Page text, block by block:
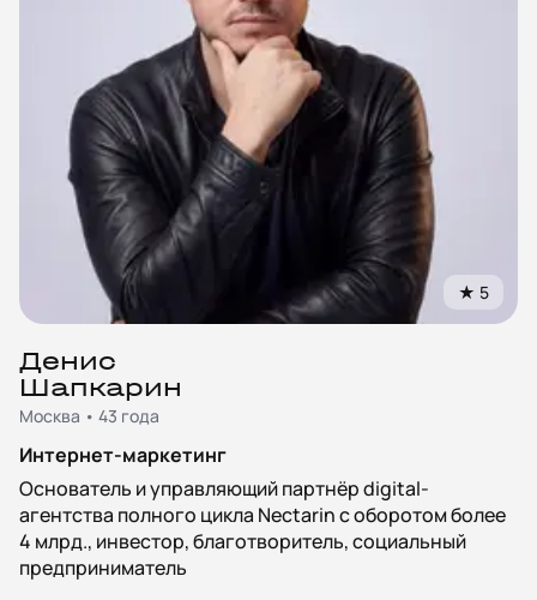
★ 5
Денис
Шапкарин
Москва • 43 года
Интернет-маркетинг
Основатель и управляющий партнёр digital-
агентства полного цикла Nectarin с оборотом более
4 млрд., инвестор, благотворитель, социальный
предприниматель